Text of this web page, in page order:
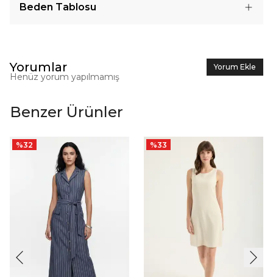
Beden Tablosu
Yorumlar Yorum Ekle
Henüz yorum yapılmamış
Benzer Ürünler
%32 %33